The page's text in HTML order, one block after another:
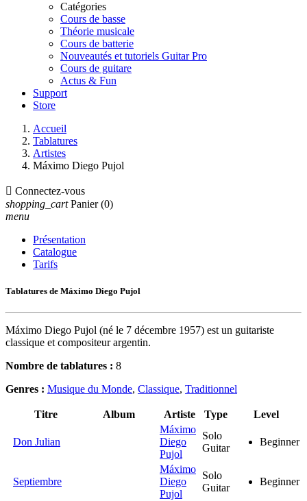
Catégories
Cours de basse
Théorie musicale
Cours de batterie
Nouveautés et tutoriels Guitar Pro
Cours de guitare
Actus & Fun
Support
Store
Accueil
Tablatures
Artistes
Máximo Diego Pujol
 Connectez-vous
shopping_cart Panier (0)
menu
Présentation
Catalogue
Tarifs
Tablatures de Máximo Diego Pujol
Máximo Diego Pujol (né le 7 décembre 1957) est un guitariste
classique et compositeur argentin.
Nombre de tablatures : 8
Genres : Musique du Monde, Classique, Traditionnel
Titre Album Artiste Type Level
Don Julian
Máximo
Diego
Pujol
Solo
Guitar
Beginner
Septiembre
Máximo
Diego
Pujol
Solo
Guitar
Beginner